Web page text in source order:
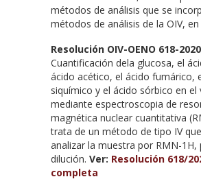
métodos de análisis que se
métodos de análisis de la OIV,
Resolución OIV-OENO 618-2020
Cuantificación dela glucosa, el
ácido acético, el ácido fumárico,
siquímico y el ácido sórbico en el
mediante espectroscopia de
magnética nuclear cuantitativa
trata de un método de tipo IV
analizar la muestra por RMN-1H,
dilución. Ver: Resolución 618/
completa